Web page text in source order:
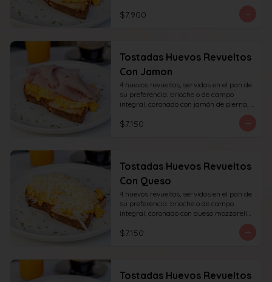
$7.900
Tostadas Huevos Revueltos
Con Jamon
4 huevos revueltos, servidos en el pan de
su preferencia: brioche o de campo
integral, coronado con jamón de pierna,
$7.150
Tostadas Huevos Revueltos
Con Queso
4 huevos revueltos, servidos en el pan de
su preferencia: brioche o de campo
integral, coronado con queso mozzarella
rallado, decorado con sésamo o cibullete.
$7.150
Tostadas Huevos Revueltos